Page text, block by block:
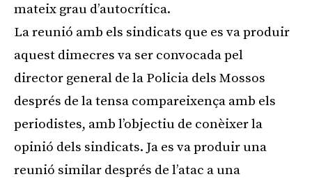
mateix grau d’autocrítica.
La reunió amb els sindicats que es va produir
aquest dimecres va ser convocada pel
director general de la Policia dels Mossos
després de la tensa compareixença amb els
periodistes, amb l’objectiu de conèixer la
opinió dels sindicats. Ja es va produir una
reunió similar després de l’atac a una